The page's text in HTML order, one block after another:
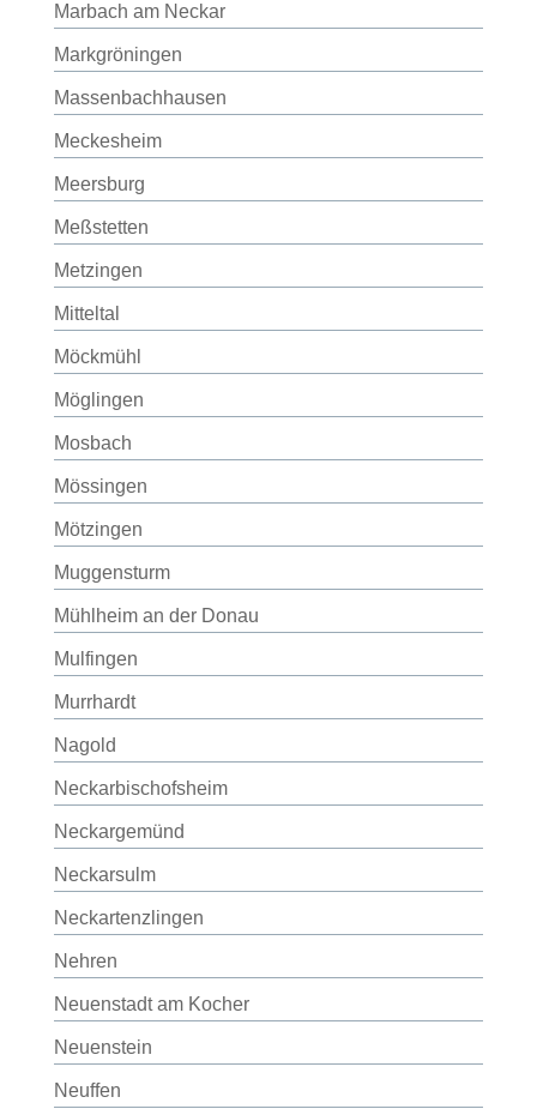
Marbach am Neckar
Markgröningen
Massenbachhausen
Meckesheim
Meersburg
Meßstetten
Metzingen
Mitteltal
Möckmühl
Möglingen
Mosbach
Mössingen
Mötzingen
Muggensturm
Mühlheim an der Donau
Mulfingen
Murrhardt
Nagold
Neckarbischofsheim
Neckargemünd
Neckarsulm
Neckartenzlingen
Nehren
Neuenstadt am Kocher
Neuenstein
Neuffen